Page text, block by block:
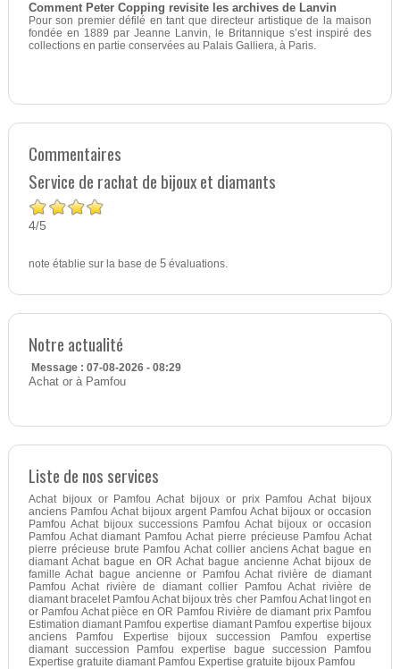
Comment Peter Copping revisite les archives de Lanvin
Pour son premier défilé en tant que directeur artistique de la maison
fondée en 1889 par Jeanne Lanvin, le Britannique s’est inspiré des
collections en partie conservées au Palais Galliera, à Paris.
Commentaires
Service de rachat de bijoux et diamants
4/5
note établie sur la base de 5évaluations.
Notre actualité
Message : 07-08-2026 - 08:29
Achat or à Pamfou
Liste de nos services
Achat bijoux or Pamfou Achat bijoux or prix Pamfou Achat bijoux
anciens Pamfou Achat bijoux argent Pamfou Achat bijoux or occasion
Pamfou Achat bijoux successions Pamfou Achat bijoux or occasion
Pamfou Achat diamant Pamfou Achat pierre précieuse Pamfou Achat
pierre précieuse brute Pamfou Achat collier anciens Achat bague en
diamant Achat bague en OR Achat bague ancienne Achat bijoux de
famille Achat bague ancienne or Pamfou Achat rivière de diamant
Pamfou Achat rivière de diamant collier Pamfou Achat rivière de
diamant bracelet Pamfou Achat bijoux très cher Pamfou Achat lingot en
or Pamfou Achat pièce en OR Pamfou Rivière de diamant prix Pamfou
Estimation diamant Pamfou expertise diamant Pamfou expertise bijoux
anciens Pamfou Expertise bijoux succession Pamfou expertise
diamant succession Pamfou expertise bague succession Pamfou
Expertise gratuite diamant Pamfou Expertise gratuite bijoux Pamfou